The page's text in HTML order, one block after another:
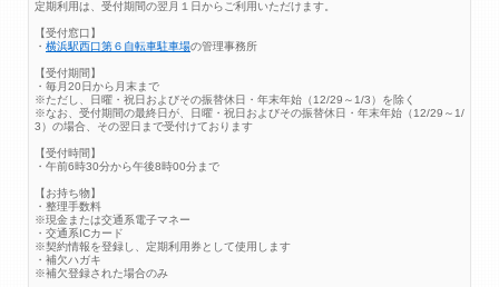
定期利用は、受付期間の翌月１日からご利用いただけます。
【受付窓口】
・ 横浜駅西口第６自転車駐車場の管理事務所
【受付期間】
・毎月20日から月末まで
※ただし、日曜・祝日およびその振替休日・年末年始（12/29～1/3）を除く
※なお、受付期間の最終日が、日曜・祝日およびその振替休日・年末年始（12/29～1/
3）の場合、その翌日まで受付けております
【受付時間】
・午前6時30分から午後8時00分まで
【お持ち物】
・整理手数料
※現金または交通系電子マネー
・交通系ICカード
※契約情報を登録し、定期利用券として使用します
・補欠ハガキ
※補欠登録された場合のみ